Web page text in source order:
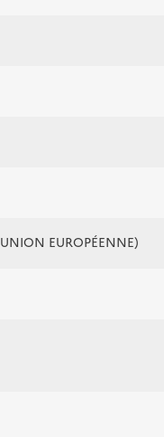
EUROPÉENNE)